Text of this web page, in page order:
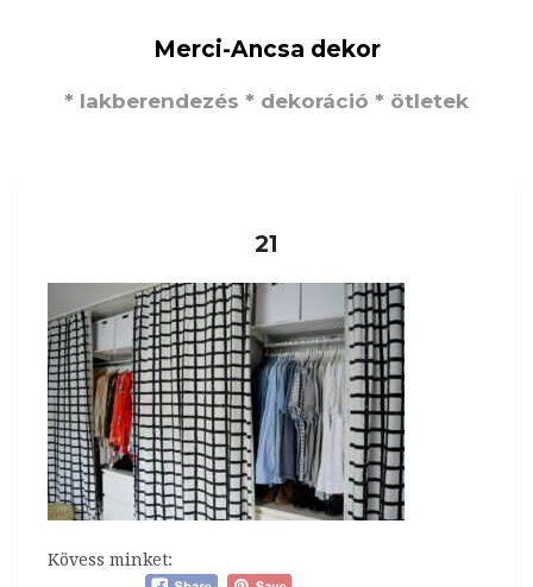
Merci-Ancsa dekor
* lakberendezés * dekoráció * ötletek
21
Kövess minket: